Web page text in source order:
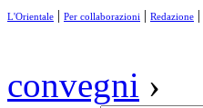
L'Orientale | Per collaborazioni | Redazione |
convegni ›